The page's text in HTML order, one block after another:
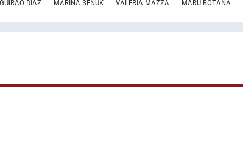
DÍAZ MARINA SEÑUK VALERIA MAZZA MARU BOTANA